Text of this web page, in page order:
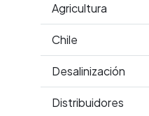
Agricultura
Chile
Desalinización
Distribuidores